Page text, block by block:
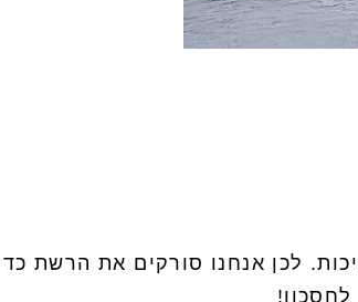
לכן אנחנו סורקים את הרשת